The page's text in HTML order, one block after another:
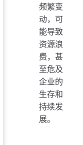
频繁变
动，可
能导致
资源浪
费，甚
至危及
企业的
生存和
持续发
展。